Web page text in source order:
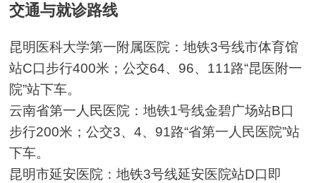
交通与就诊路线
昆明医科大学第一附属医院：地铁3号线市体育馆
站C口步行400米；公交64、96、111路“昆医附一
院”站下车。
云南省第一人民医院：地铁1号线金碧广场站B口
步行200米；公交3、4、91路“省第一人民医院”站
下车。
昆明市延安医院：地铁3号线延安医院站D口即